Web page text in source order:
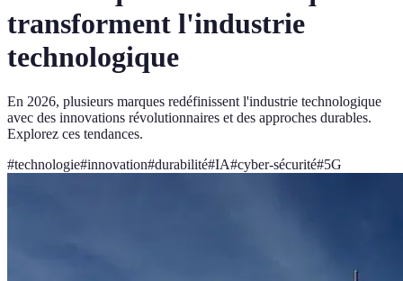
transforment l'industrie
technologique
En 2026, plusieurs marques redéfinissent l'industrie technologique
avec des innovations révolutionnaires et des approches durables.
Explorez ces tendances.
#technologie#innovation#durabilité#IA#cyber-sécurité#5G